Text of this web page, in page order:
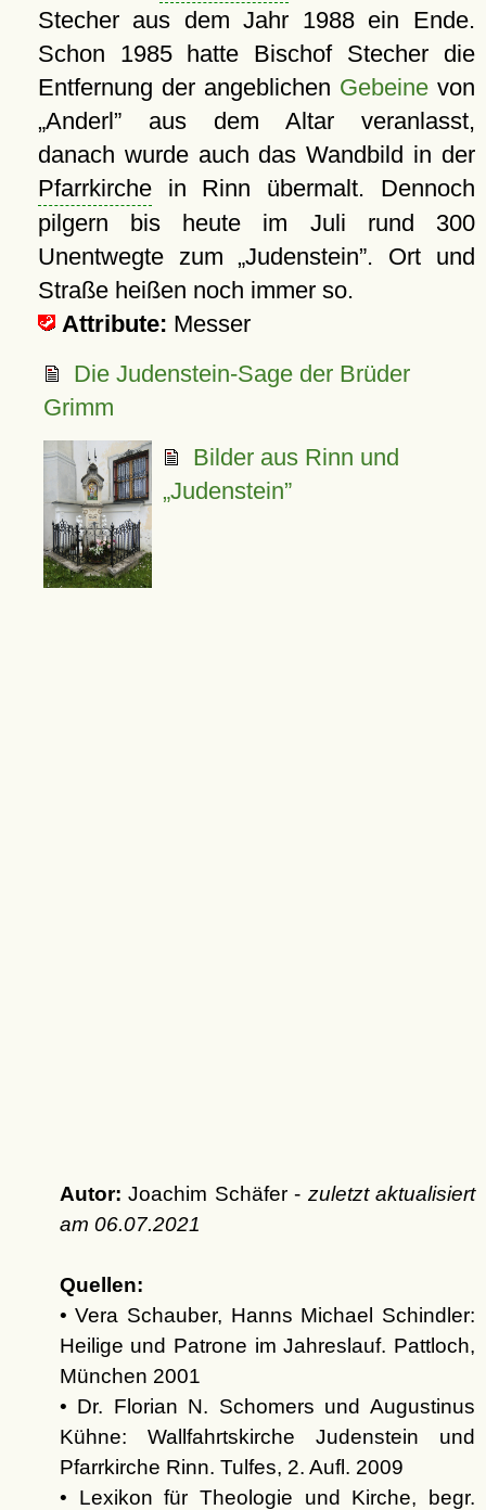
Stecher aus dem Jahr 1988 ein Ende.
Schon 1985 hatte Bischof Stecher die
Entfernung der angeblichen Gebeinevon
Anderl aus dem Altar veranlasst,
danach wurde auch das Wandbild in der
Pfarrkirchein Rinn übermalt. Dennoch
pilgern bis heute im Juli rund 300
Unentwegte zum Judenstein . Ort und
Straße heißen noch immer so.
Attribute: Messer
Die Judenstein-Sage der Brüder
Grimm
Bilder aus Rinn und
Judenstein
Autor: Joachim Schäfer - zuletzt aktualisiert
am 06.07.2021
Quellen:
• Vera Schauber, Hanns Michael Schindler:
Heilige und Patrone im Jahreslauf. Pattloch,
München 2001
• Dr. Florian N. Schomers und Augustinus
Kühne: Wallfahrtskirche Judenstein und
Pfarrkirche Rinn. Tulfes, 2. Aufl. 2009
• Lexikon für Theologie und Kirche, begr.